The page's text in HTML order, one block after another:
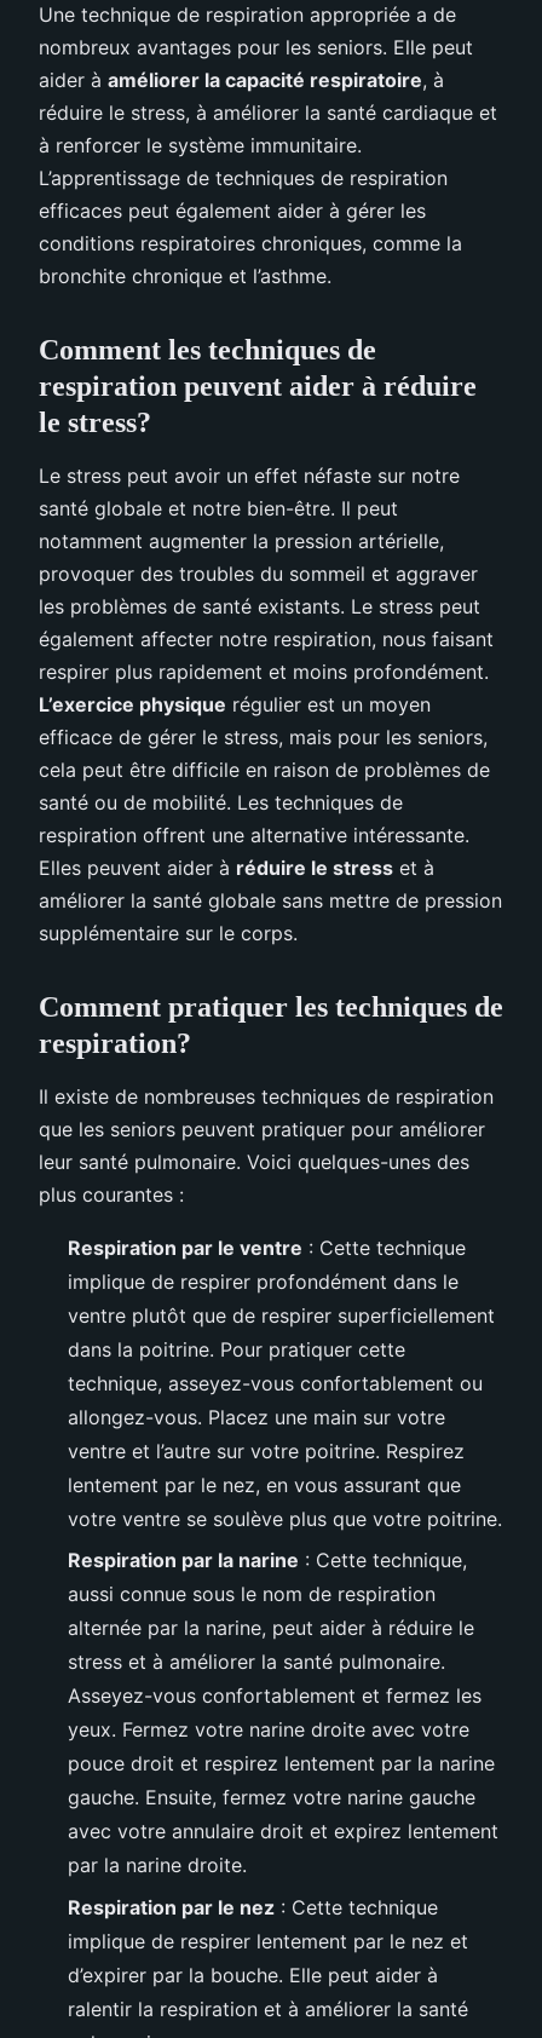
Une technique de respiration appropriée a de
nombreux avantages pour les seniors. Elle peut
aider à améliorer la capacité respiratoire, à
réduire le stress, à améliorer la santé cardiaque et
à renforcer le système immunitaire.
L’apprentissage de techniques de respiration
efficaces peut également aider à gérer les
conditions respiratoires chroniques, comme la
bronchite chronique et l’asthme.
Comment les techniques de
respiration peuvent aider à réduire
le stress?
Le stress peut avoir un effet néfaste sur notre
santé globale et notre bien-être. Il peut
notamment augmenter la pression artérielle,
provoquer des troubles du sommeil et aggraver
les problèmes de santé existants. Le stress peut
également affecter notre respiration, nous faisant
respirer plus rapidement et moins profondément.
L’exercice physique régulier est un moyen
efficace de gérer le stress, mais pour les seniors,
cela peut être difficile en raison de problèmes de
santé ou de mobilité. Les techniques de
respiration offrent une alternative intéressante.
Elles peuvent aider à réduire le stress et à
améliorer la santé globale sans mettre de pression
supplémentaire sur le corps.
Comment pratiquer les techniques de
respiration?
Il existe de nombreuses techniques de respiration
que les seniors peuvent pratiquer pour améliorer
leur santé pulmonaire. Voici quelques-unes des
plus courantes :
Respiration par le ventre : Cette technique
implique de respirer profondément dans le
ventre plutôt que de respirer superficiellement
dans la poitrine. Pour pratiquer cette
technique, asseyez-vous confortablement ou
allongez-vous. Placez une main sur votre
ventre et l’autre sur votre poitrine. Respirez
lentement par le nez, en vous assurant que
votre ventre se soulève plus que votre poitrine.
Respiration par la narine : Cette technique,
aussi connue sous le nom de respiration
alternée par la narine, peut aider à réduire le
stress et à améliorer la santé pulmonaire.
Asseyez-vous confortablement et fermez les
yeux. Fermez votre narine droite avec votre
pouce droit et respirez lentement par la narine
gauche. Ensuite, fermez votre narine gauche
avec votre annulaire droit et expirez lentement
par la narine droite.
Respiration par le nez : Cette technique
implique de respirer lentement par le nez et
d’expirer par la bouche. Elle peut aider à
ralentir la respiration et à améliorer la santé